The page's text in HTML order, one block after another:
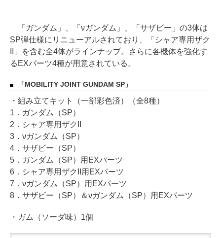
「ガンダム」、「νガンダム」、「サザビー」の3体は
SP弾仕様にリニューアルされており、「シャア専用ザク
II」を含む全4体がラインナップ。さらに各機体を強化す
るEXパーツ4種が用意されている。
「MOBILITY JOINT GUNDAM SP」
・組み立てキット（一部彩色済）（全8種）
1．ガンダム（SP）
2．シャア専用ザクII
3．νガンダム（SP）
4．サザビー（SP）
5．ガンダム（SP）用EXパーツ
6．シャア専用ザクII用EXパーツ
7．νガンダム（SP）用EXパーツ
8．サザビー（SP）＆νガンダム（SP）用EXパーツ
・ガム（ソーダ味）1個